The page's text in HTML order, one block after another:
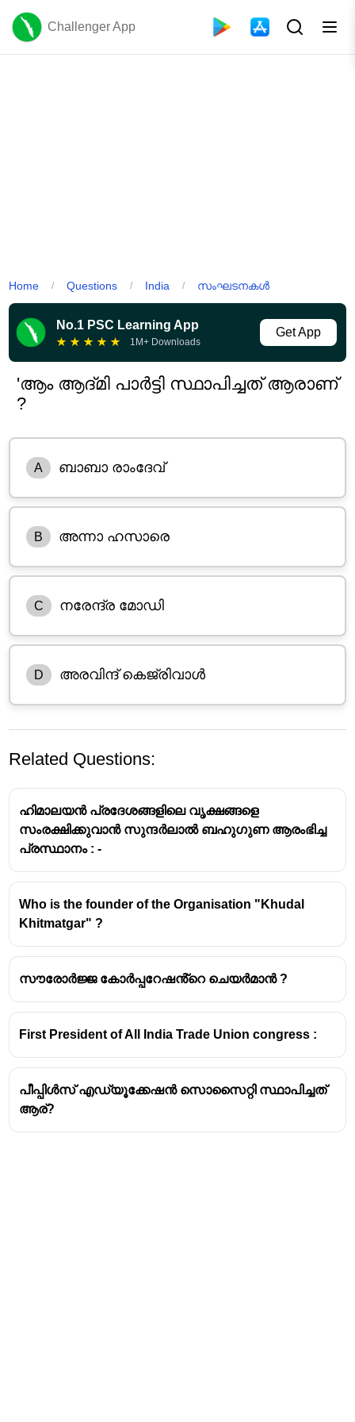
Challenger App
Home / Questions / India / സംഘടനകൾ
No.1 PSC Learning App
★ ★ ★ ★ ★ 1M+ Downloads
Get App
'ആം ആദ്മി പാർട്ടി സ്ഥാപിച്ചത് ആരാണ്
?
A ബാബാ രാംദേവ്
B അന്നാ ഹസാരെ
C നരേന്ദ്ര മോഡി
D അരവിന്ദ് കെജ്രിവാൾ
Related Questions:
ഹിമാലയൻ പ്രദേശങ്ങളിലെ വൃക്ഷങ്ങളെ
സംരക്ഷിക്കുവാൻ സുന്ദർലാൽ ബഹുഗുണ ആരംഭിച്ച
പ്രസ്ഥാനം : -
Who is the founder of the Organisation "Khudal
Khitmatgar" ?
സൗരോർജ്ജ കോർപ്പറേഷൻ്റെ ചെയർമാൻ ?
First President of All India Trade Union congress :
പീപ്പിൾസ് എഡ്യൂക്കേഷൻ സൊസൈറ്റി സ്ഥാപിച്ചത്
ആര്?